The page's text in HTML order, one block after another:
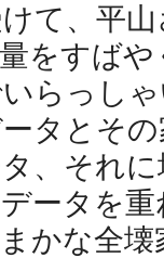
て、平山
をすば
らっし
タとそ
、それ
ータを
かな全